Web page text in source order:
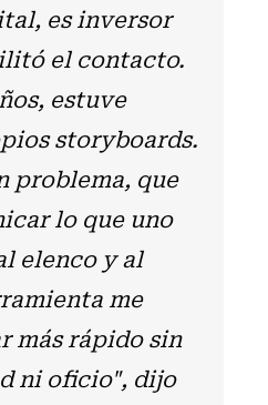
es inversor
el contacto.
estuve
storyboards.
problema, que
lo que uno
elenco y al
me
más rápido sin
ni oficio", dijo